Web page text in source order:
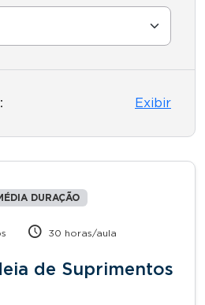
Exibir
DURAÇÃO
30 horas/aula
de Suprimentos